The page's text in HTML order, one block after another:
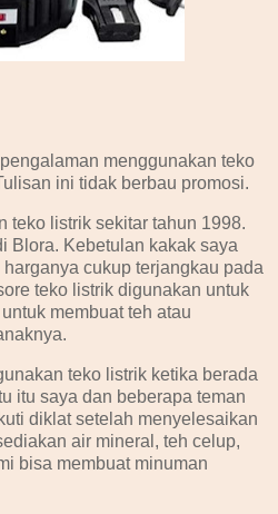
menggunakan teko
ini tidak berbau promosi.
teko listrik sekitar tahun 1998.
Blora. Kebetulan kakak saya
cukup terjangkau pada
teko listrik digunakan untuk
membuat teh atau
teko listrik ketika berada
itu saya dan beberapa teman
diklat setelah menyelesaikan
air mineral, teh celup,
bisa membuat minuman